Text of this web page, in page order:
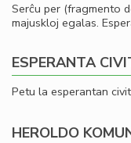
Serĉu per (fragmento
majuskloj egalas.
ESPERANTA
Petu la esperantan
HEROLDO